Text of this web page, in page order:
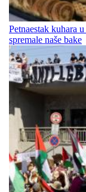
Petnaestak kuhara
spremale naše bake